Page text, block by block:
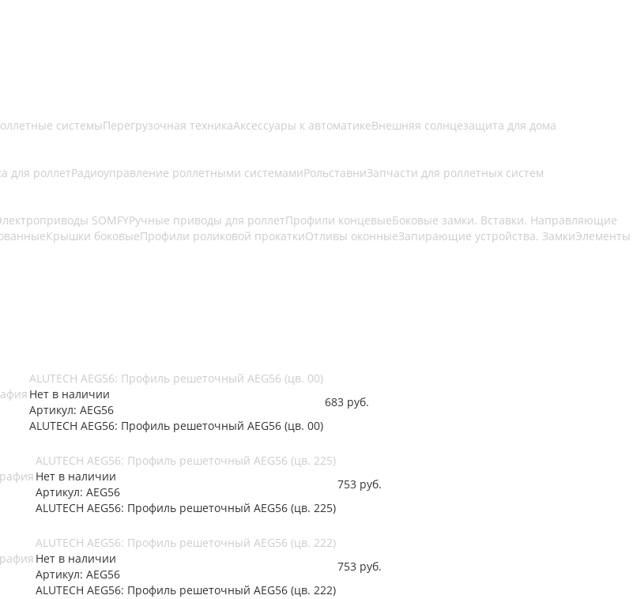
системыПерегрузочная техникаАксессуары к автоматикеВнешняя солнцезащита для дома
для роллетРадиоуправление роллетными системамиРольставниЗапчасти для роллетных систем
SOMFYРучные приводы для роллетПрофили концевыеБоковые замки. Вставки. Направляющие
Крышки боковыеПрофили роликовой прокаткиОтливы оконныеЗапирающие устройства. ЗамкиЭлементы
ALUTECH AEG56: Профиль решеточный AEG56 (цв. 00)
Нет в наличии
Артикул: AEG56
ALUTECH AEG56: Профиль решеточный AEG56 (цв. 00)
683 руб.
ALUTECH AEG56: Профиль решеточный AEG56 (цв. 225)
Нет в наличии
Артикул: AEG56
ALUTECH AEG56: Профиль решеточный AEG56 (цв. 225)
753 руб.
ALUTECH AEG56: Профиль решеточный AEG56 (цв. 222)
Нет в наличии
Артикул: AEG56
ALUTECH AEG56: Профиль решеточный AEG56 (цв. 222)
753 руб.